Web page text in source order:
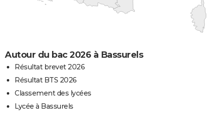
Autour du bac 2026 à Bassurels
Résultat brevet 2026
Résultat BTS 2026
Classement des lycées
Lycée à Bassurels